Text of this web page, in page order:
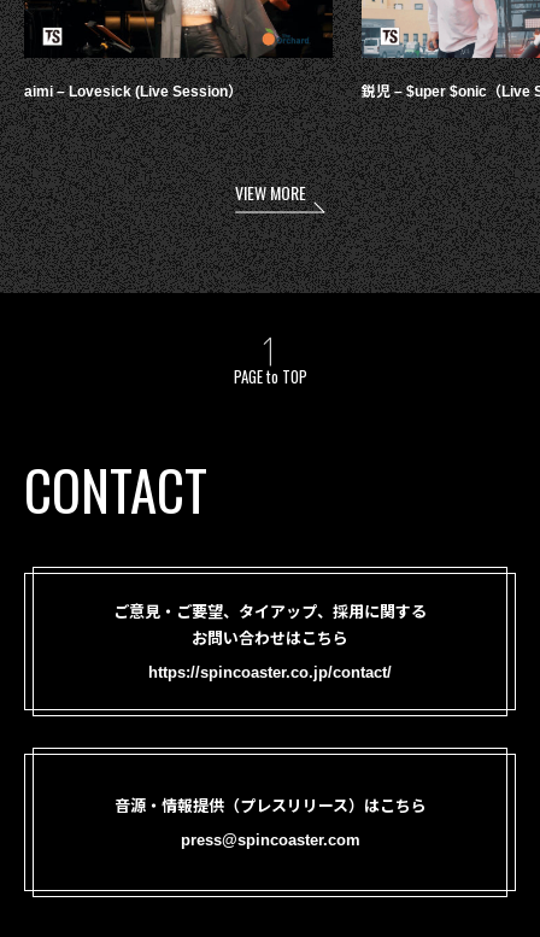
aimi – Lovesick (Live Session） 鋭児 – $uper $onic（Live
VIEW MORE
PAGE to TOP
CONTACT
ご意見・ご要望、タイアップ、採用に関する
お問い合わせはこちら
https://spincoaster.co.jp/contact/
音源・情報提供（プレスリリース）はこちら
press@spincoaster.com